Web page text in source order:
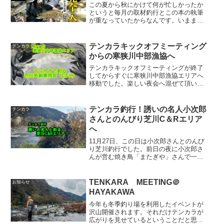
この夏から秋にかけて何が忙しかったか
というと毎月の取材釣行とこの本の執筆
が重なっていたからなんです。いままで
話は違いました。装備から川歩き、道具
やライン、ハリスのこと、...
テンカラ
テンカラキックオフミーティング
からの寒狭川中部漁協へ
テンカラキックオフミーティングが終了
してからすぐに寒狭川中部漁協エリアへ
移動でした。楽しい夜会へ混ぜて頂いた
にしていた初めての流れ、寒狭川中部漁
協の毛鉤専用区で竿を...
テンカラ
テンカラ釣行！誘いの名人小次郎
さんとのんびり芝川C＆Rエリア
へ
11月27日、この日は小次郎さんとのんび
り芝川釣行でした。前日の夜に小次郎さ
んが営む焼き鳥「またぎや」さんで一
んと美味しいです。前夜に釣り談義から
という最高の流れで釣り...
お知らせ
TENKARA MEETING＠
HAYAKAWA
今年も冬季釣り場を利用したイベントが
沢山開催されます。それだけテンカラが
広がりを見せているということだと思い